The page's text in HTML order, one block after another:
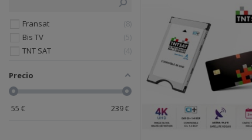
Fransat
8
Bis TV
TNT SAT
4
Precio
55 € 239€